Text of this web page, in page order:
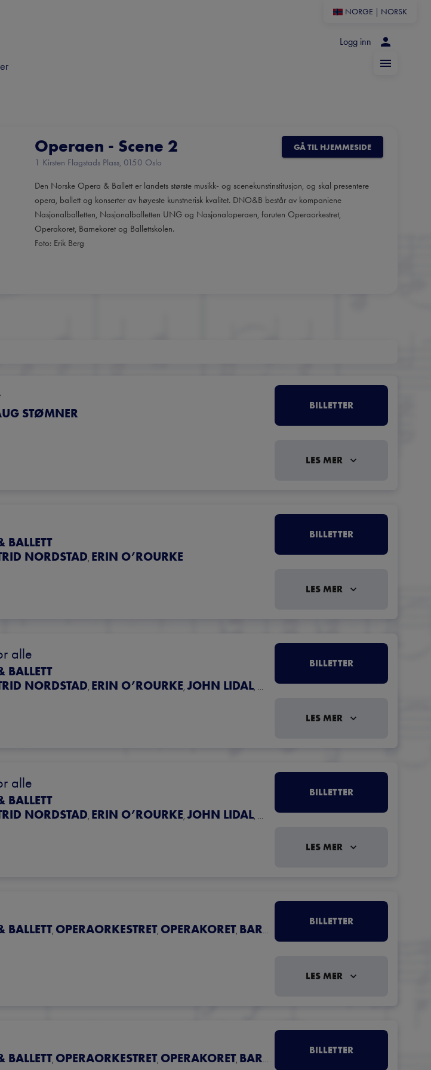
NORGE NORSK
Logg inn
Operaen - Scene 2
1 Kirsten Flagstads Plass, 0150 Oslo
GÅ TIL HJEMMESIDE
Den Norske Opera & Ballett er landets største musikk- og scenekunstinstitusjon, og skal presentere
opera, ballett og konserter av høyeste kunstnerisk kvalitet. DNO&B består av kompaniene
Nasjonalballetten, Nasjonalballetten UNG og Nasjonaloperaen, foruten Operaorkestret,
Operakoret, Barnekoret og Ballettskolen.
Foto: Erik Berg
STØMNER
BILLETTER
LES MER
BALLETT
NORDSTAD, ERIN O’ROURKE
BILLETTER
LES MER
alle
BALLETT
NORDSTAD, ERIN O’ROURKE, JOHN LIDAL, RAGNHILD MOTZFELDT
BILLETTER
LES MER
alle
BALLETT
NORDSTAD, ERIN O’ROURKE, JOHN LIDAL, RAGNHILD MOTZFELDT
BILLETTER
LES MER
BALLETT, OPERAORKESTRET, OPERAKORET, BARNEKORET
BILLETTER
LES MER
BALLETT, OPERAORKESTRET, OPERAKORET, BARNEKORET
BILLETTER